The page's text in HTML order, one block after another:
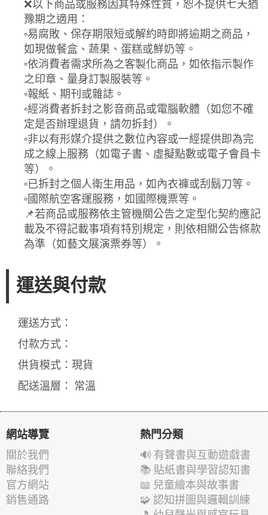
❌以下商品或服務因其特殊性質，恕不提供七天猶
豫期之適用：
▫️易腐敗、保存期限短或解約時即將逾期之商品，
如現做餐盒、蔬果、蛋糕或鮮奶等。
▫️依消費者需求所為之客製化商品，如依指示製作
之印章、量身訂製服裝等。
▫️報紙、期刊或雜誌。
▫️經消費者拆封之影音商品或電腦軟體（如您不確
定是否辦理退貨，請勿拆封）。
▫️非以有形媒介提供之數位內容或一經提供即為完
成之線上服務（如電子書、虛擬點數或電子會員卡
等）。
▫️已拆封之個人衛生用品，如內衣褲或刮鬍刀等。
▫️國際航空客運服務，如國際機票等。
📌若商品或服務依主管機關公告之定型化契約應記
載及不得記載事項有特別規定，則依相關公告條款
為準（如藝文展演票券等）。
運送與付款
運送方式：
付款方式：
供貨模式：現貨
配送溫層： 常溫
網站導覽
關於我們
聯絡我們
官方網站
銷售通路
熱門分類
🔊 有聲書與互動遊戲書
📚 貼紙書與學習認知書
📖 兒童繪本與故事書
🧩 認知拼圖與邏輯訓練